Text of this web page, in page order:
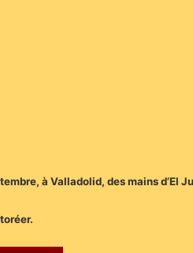
à Valladolid, des mains d’El